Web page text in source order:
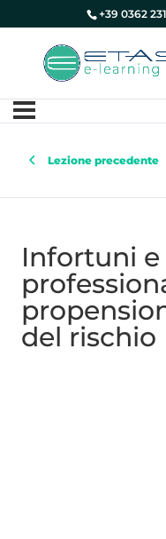
+39 0362
Lezione precedente
Infortuni
del rischio